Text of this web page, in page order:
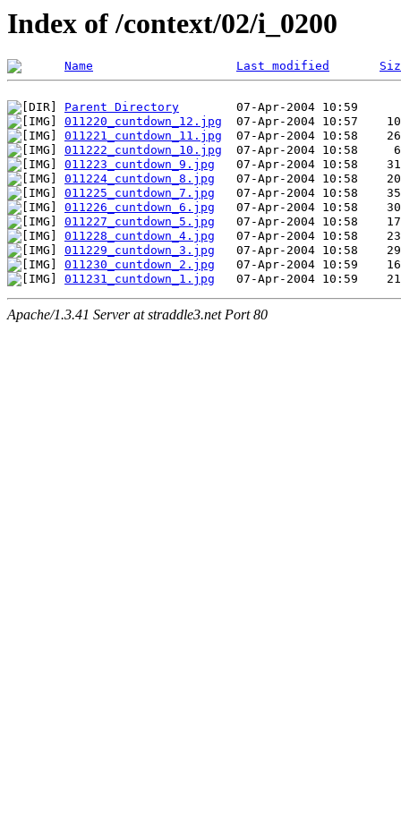
Index of /context/02/i_0200
Name Last modified
Parent Directory
011220_cuntdown_12.jpg
011221_cuntdown_11.jpg
011222_cuntdown_10.jpg
011223_cuntdown_9.jpg
011224_cuntdown_8.jpg
011225_cuntdown_7.jpg
011226_cuntdown_6.jpg
011227_cuntdown_5.jpg
011228_cuntdown_4.jpg
011229_cuntdown_3.jpg
011230_cuntdown_2.jpg
011231_cuntdown_1.jpg
Apache/1.3.41 Server at straddle3.net Port 80